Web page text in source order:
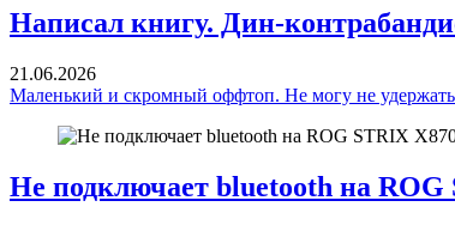
Написал книгу. Дин-
21.06.2026
Маленький и скромный оффтоп. Не могу не
Не подключает bluetooth на